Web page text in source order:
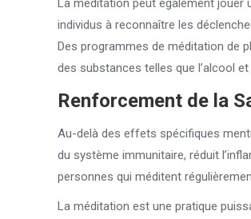
La méditation peut également jouer
individus à reconnaître les
Des programmes de méditation de
des substances telles que l’alcool
Renforcement de la
Au-delà des effets spécifiques
du système immunitaire, réduit
personnes qui méditent
La méditation est une pratique